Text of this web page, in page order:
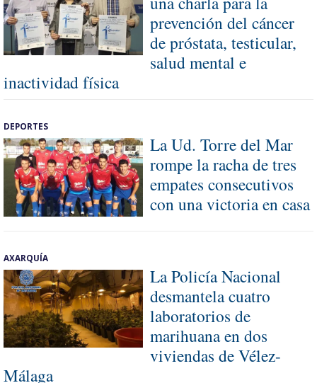
prevención del cáncer
de próstata, testicular,
salud mental e
inactividad física
DEPORTES
La Ud. Torre del Mar
rompe la racha de tres
empates consecutivos
con una victoria en casa
AXARQUÍA
La Policía Nacional
desmantela cuatro
laboratorios de
marihuana en dos
viviendas de Vélez-
Málaga